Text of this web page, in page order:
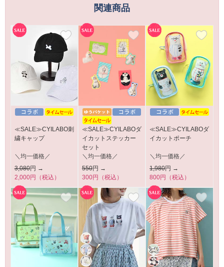
関連商品
≪SALE≫CYILABO刺
繍キャップ
＼均一価格／
3,080円 →
2,000円（税込）
≪SALE≫CYILABOダ
イカットステッカー
セット
＼均一価格／
550円 →
300円（税込）
≪SALE≫CYILABOダ
イカットポーチ
＼均一価格／
1,980円 →
800円（税込）